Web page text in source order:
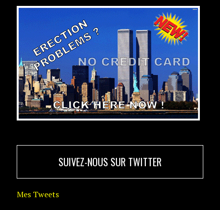
SUIVEZ-NOUS SUR TWITTER
Mes Tweets